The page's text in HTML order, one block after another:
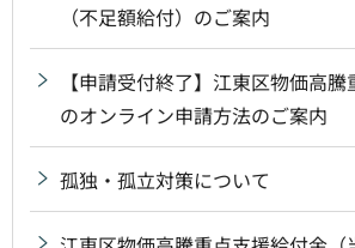
（不足額給付）のご案内
【申請受付終了】江東区物価高
のオンライン申請方法のご案内
孤独・孤立対策について